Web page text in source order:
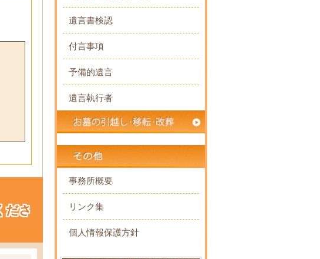
ださ
遺言書検認
付言事項
予備的遺言
遺言執行者
事務所概要
リンク集
個人情報保護方針